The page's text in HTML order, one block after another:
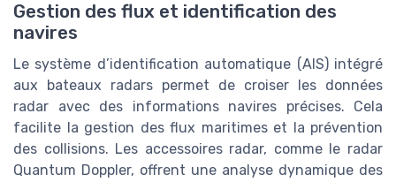
Gestion des flux et identification des
navires
Le système d’identification automatique (AIS) intégré
aux bateaux radars permet de croiser les données
radar avec des informations navires précises. Cela
facilite la gestion des flux maritimes et la prévention
des collisions. Les accessoires radar, comme le radar
Quantum Doppler, offrent une analyse dynamique des